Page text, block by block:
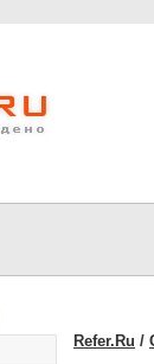
Refer.Ru /